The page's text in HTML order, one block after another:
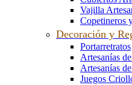
Vajilla
Copetineros
Decoración y
Portarretratos
Artesanías
Artesanías
Juegos